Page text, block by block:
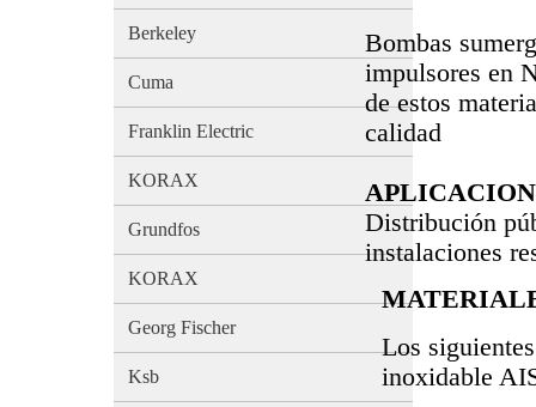
Berkeley
Cuma
Franklin Electric
KORAX
Grundfos
KORAX
Georg Fischer
Ksb
Bombas
impulsores en
de estos
calidad
Distribución
instalaciones
Los
inoxidable